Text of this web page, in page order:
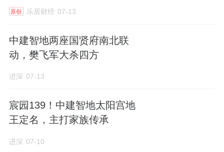
这款远郊大平层，售价上预计也能在怀柔有所
楼栋排布
10栋均为正南正北朝向，面宽资源较好，能有
1-7#三行排列，8-10#沿西侧红线点状布局。
四周楼栋都紧贴用地红线，最大可能留足楼间
原创 乐居财经 07-13
中建智地两座国贤府南北联
动，樊飞军大杀四方
进深 07-13
宸园139！中建智地太阳宫地
王定名，主打家族传承
进深 07-10